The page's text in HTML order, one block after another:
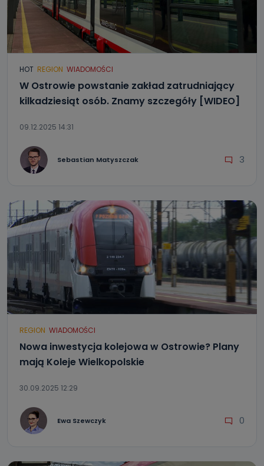
HOT REGION WIADOMOŚCI
W Ostrowie powstanie zakład zatrudniający
kilkadziesiąt osób. Znamy szczegóły [WIDEO]
09.12.2025 14:31
Sebastian Matyszczak 3
REGION WIADOMOŚCI
Nowa inwestycja kolejowa w Ostrowie? Plany
mają Koleje Wielkopolskie
30.09.2025 12:29
Ewa Szewczyk 0